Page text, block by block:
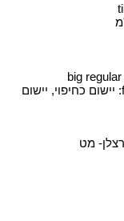
: יישום כחיפוי, יישום